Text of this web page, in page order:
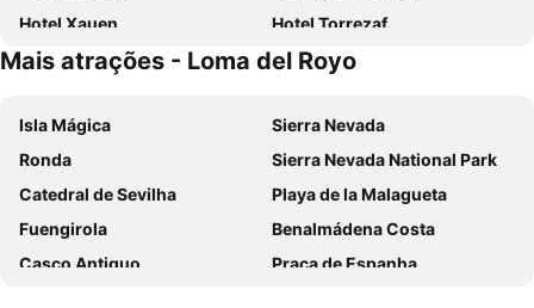
Hotel Xauen
Hotel Torrezaf
Hotel El Oasis
Hotel Ciudad de Martos
Triunfo Jaen
Hacienda Juncal
Mais atrações - Loma del Royo
Isla Mágica
Sierra Nevada
Ronda
Sierra Nevada National Park
Catedral de Sevilha
Playa de la Malagueta
Fuengirola
Benalmádena Costa
Casco Antiguo
Praça de Espanha